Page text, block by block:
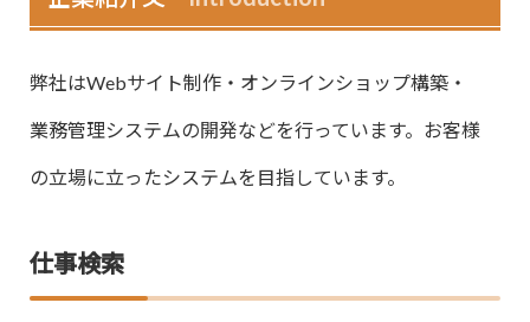
弊社はWebサイト制作・オンラインショップ構築・
業務管理システムの開発などを行っています。お客様
の立場に立ったシステムを目指しています。
仕事検索